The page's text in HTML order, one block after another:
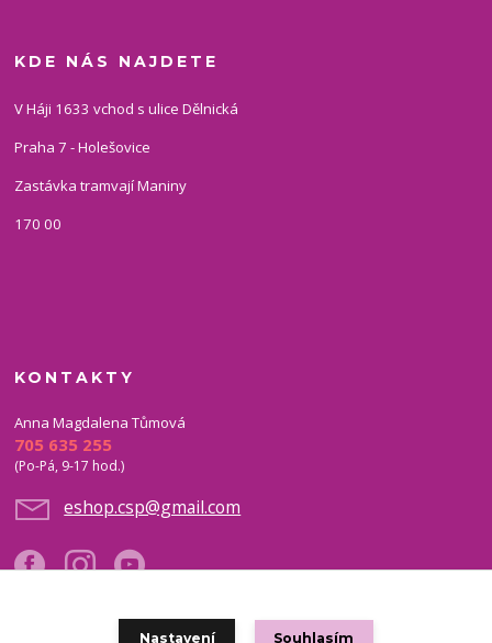
KDE NÁS NAJDETE
V Háji 1633 vchod s ulice Dělnická
Praha 7 - Holešovice
Zastávka tramvají Maniny
170 00
KONTAKTY
Anna Magdalena Tůmová
705 635 255
(Po-Pá, 9-17 hod.)
eshop.csp@gmail.com
Nastavení Souhlasím